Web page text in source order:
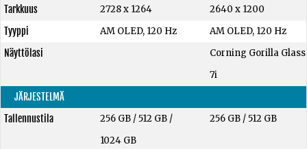
Tarkkuus
2728 x 1264
2640 x 1200
Tyyppi
AM OLED, 120 Hz
AM OLED, 120 Hz
Näyttölasi
Corning Gorilla Glass
7i
JÄRJESTELMÄ
Tallennustila
256 GB/512 GB/
1024 GB
256 GB /512 GB